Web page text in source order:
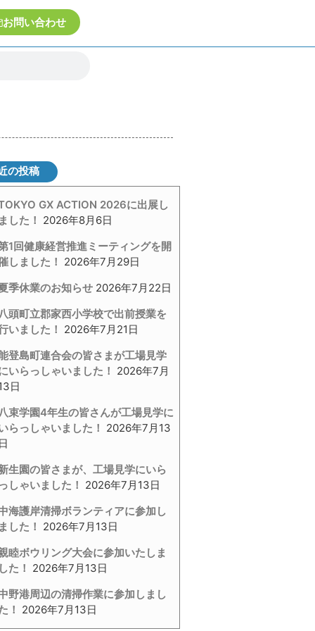
お問い合わせ
の投稿
GX ACTION 2026に出展し
した！ 2026年8月6日
1回健康経営推進ミーティングを開
しました！ 2026年7月29日
季休業のお知らせ 2026年7月22日
頭町立郡家西小学校で出前授業を
いました！ 2026年7月21日
登島町連合会の皆さまが工場見学
いらっしゃいました！ 2026年7月
日
束学園4年生の皆さんが工場見学に
らっしゃいました！ 2026年7月13
生園の皆さまが、工場見学にいら
しゃいました！ 2026年7月13日
海護岸清掃ボランティアに参加し
した！ 2026年7月13日
睦ボウリング大会に参加いたしま
た！ 2026年7月13日
野港周辺の清掃作業に参加しまし
！ 2026年7月13日